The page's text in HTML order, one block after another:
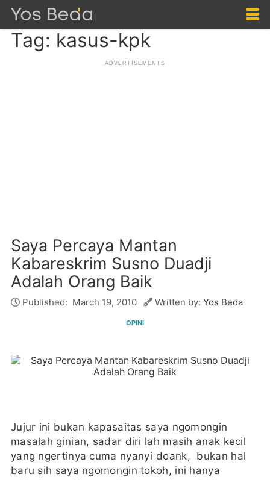
Tag: kasus-kpk
Saya Percaya Mantan
Kabareskrim Susno Duadji
Adalah Orang Baik
Published: March 19, 2010 Written by: Yos Beda
OPINI
Jujur ini bukan kapasaitas saya ngomongin
masalah ginian, sadar diri lah masih anak kecil
yang ngertinya cuma nyanyi doank, bukan hal
baru sih saya ngomongin tokoh, ini hanya